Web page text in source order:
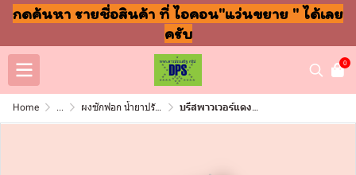
กดค้นหา รายชื่อสินค้า ที่ ไอคอน"แว่นขยาย " ได้เลย
ครับ
0
Home ... ผงซักฟอก น้ำยาปรับผ้านุ่ม ล้างจาน ถูพื้น บรีสพาวเวอร์แดง50กรัม 5บาท (โหล)